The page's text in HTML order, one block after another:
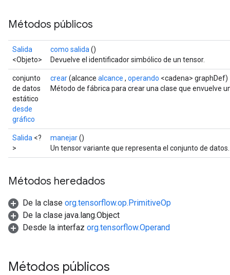
Métodos públicos
Salida
<Objeto>
como salida ()
Devuelve el identificador simbólico de un tensor.
conjunto
de datos
estático
desde
gráfico
crear(alcance alcance , operando <cadena> graphDef)
Método de fábrica para crear una clase que envuelve
Salida <?
>
manejar()
Un tensor variante que representa el conjunto de datos.
Métodos heredados
De la clase org.tensorflow.op.PrimitiveOp
De la clase java.lang.Object
Desde la interfaz org.tensorflow.Operand
Métodos públicos